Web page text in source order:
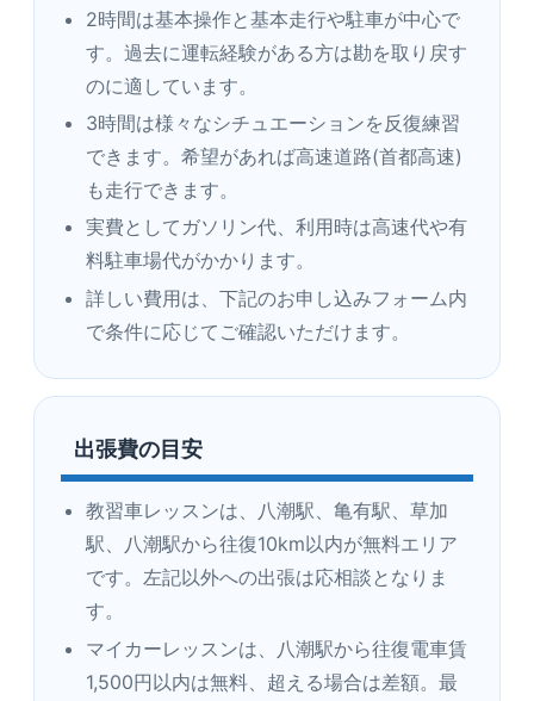
2時間は基本操作と基本走行や駐車が中心で
す。過去に運転経験がある方は勘を取り戻す
のに適しています。
3時間は様々なシチュエーションを反復練習
できます。希望があれば高速道路(首都高速)
も走行できます。
実費としてガソリン代、利用時は高速代や有
料駐車場代がかかります。
詳しい費用は、下記のお申し込みフォーム内
で条件に応じてご確認いただけます。
出張費の目安
教習車レッスンは、八潮駅、亀有駅、草加
駅、八潮駅から往復10km以内が無料エリア
です。左記以外への出張は応相談となりま
す。
マイカーレッスンは、八潮駅から往復電車賃
1,500円以内は無料、超える場合は差額。最